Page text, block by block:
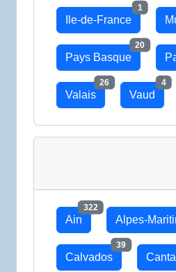
Ile-de-France
1
Pays Basque
20
Valais
26
Vaud
4
Ain
322
Alpes-
Calvados
39
Cantal